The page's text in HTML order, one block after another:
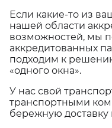
Если какие-то из
нашей области
возможностей, мы
аккредитованных
подходим к
«одного окна».
У нас свой
транспортными
бережную